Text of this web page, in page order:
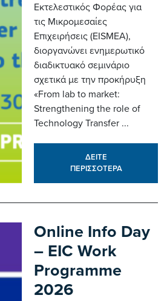
Εκτελεστικός Φορέας για
τις Μικρομεσαίες
Επιχειρήσεις (EISMEA),
διοργανώνει ενημερωτικό
διαδικτυακό σεμινάριο
σχετικά με την προκήρυξη
«From lab to market:
Strengthening the role of
Technology Transfer ...
ΔΕΙΤΕ
ΠΕΡΙΣΣΟΤΕΡΑ
Online Info Day
– EIC Work
Programme
2026